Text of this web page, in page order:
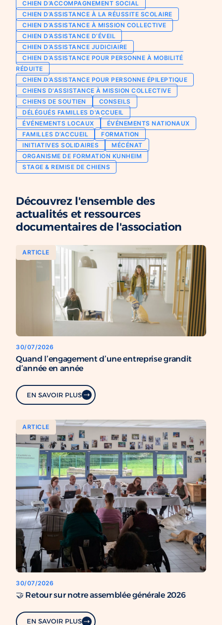
Chien d’assistance pour personne
épileptique
CHIENS À MISSION COLLECTIVE
Chien d’assistance d’accompagnement
social
Chien d’assistance à la réussite scolaire
Chien d’assistance judiciaire
Je deviens mécène ou partenaire
Ils nous soutiennent
Je m’engage / j’engage mes collaborateurs
Je lance une collecte
J’engage mes clients
CHIEN D’ACCOMPAGNEMENT SOCIAL
CHIEN D’ASSISTANCE À LA RÉUSSITE SCOLAIRE
CHIEN D’ASSISTANCE À MISSION COLLECTIVE
CHIEN D’ASSISTANCE D’ÉVEIL
CHIEN D’ASSISTANCE JUDICIAIRE
CHIEN D’ASSISTANCE POUR PERSONNE À MOBILITÉ
RÉDUITE
CHIEN D’ASSISTANCE POUR PERSONNE ÉPILEPTIQUE
CHIENS D'ASSISTANCE À MISSION COLLECTIVE
CHIENS DE SOUTIEN
CONSEILS
DÉLÉGUÉS FAMILLES D'ACCUEIL
ÉVÉNEMENTS LOCAUX
ÉVÉNEMENTS NATIONAUX
FAMILLES D’ACCUEIL
FORMATION
INITIATIVES SOLIDAIRES
MÉCÉNAT
ORGANISME DE FORMATION KUNHEIM
STAGE & REMISE DE CHIENS
Découvrez l'ensemble des
actualités et ressources
documentaires de l'association
ARTICLE
30/07/2026
Quand l’engagement d’une entreprise grandit
d’année en année
EN SAVOIR PLUS
ARTICLE
30/07/2026
🤝 Retour sur notre assemblée générale 2026
EN SAVOIR PLUS